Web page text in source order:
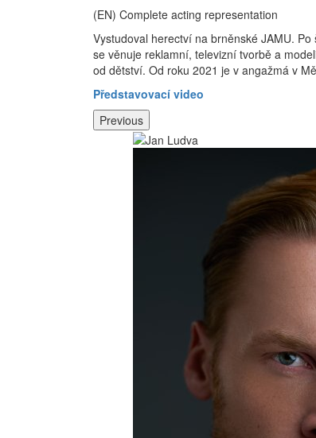
(EN) Complete acting representation
Vystudoval herectví na brněnské JAMU.
se věnuje reklamní, televizní tvorbě a
od dětství. Od roku 2021 je v angažmá v
Představovací video
Previous